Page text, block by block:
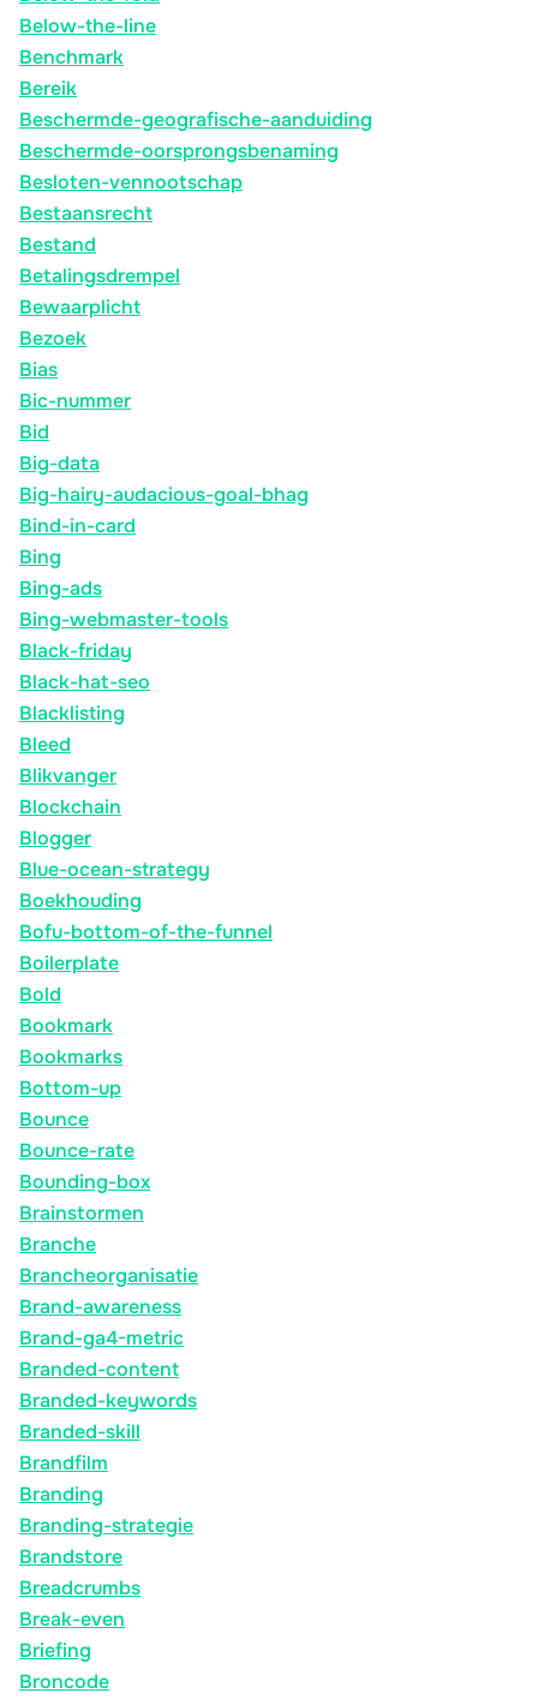
Below-the-line
Benchmark
Bereik
Beschermde-geografische-aanduiding
Beschermde-oorsprongsbenaming
Besloten-vennootschap
Bestaansrecht
Bestand
Betalingsdrempel
Bewaarplicht
Bezoek
Bias
Bic-nummer
Bid
Big-data
Big-hairy-audacious-goal-bhag
Bind-in-card
Bing
Bing-ads
Bing-webmaster-tools
Black-friday
Black-hat-seo
Blacklisting
Bleed
Blikvanger
Blockchain
Blogger
Blue-ocean-strategy
Boekhouding
Bofu-bottom-of-the-funnel
Boilerplate
Bold
Bookmark
Bookmarks
Bottom-up
Bounce
Bounce-rate
Bounding-box
Brainstormen
Branche
Brancheorganisatie
Brand-awareness
Brand-ga4-metric
Branded-content
Branded-keywords
Branded-skill
Brandfilm
Branding
Branding-strategie
Brandstore
Breadcrumbs
Break-even
Briefing
Broncode